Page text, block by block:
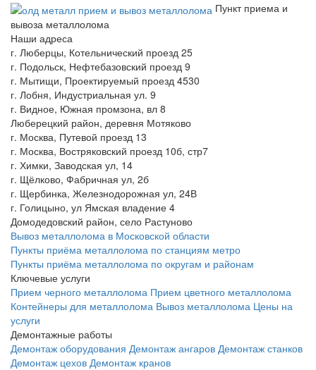
Пункт приема и
вывоза металлолома
Наши адреса
г. Люберцы, Котельнический проезд 25
г. Подольск, Нефтебазовский проезд 9
г. Мытищи, Проектируемый проезд 4530
г. Лобня, Индустриальная ул. 9
г. Видное, Южная промзона, вл 8
Люберецкий район, деревня Мотяково
г. Москва, Путевой проезд 13
г. Москва, Востряковский проезд 10б, стр7
г. Химки, Заводская ул, 14
г. Щёлково, Фабричная ул, 2б
г. Щербинка, Железнодорожная ул, 24В
г. Голицыно, ул Ямская владение 4
Домодедовский район, село Растуново
Вывоз металлолома в Московской области
Пункты приёма металлолома по станциям метро
Пункты приёма металлолома по округам и районам
Ключевые услуги
Прием черного металлолома Прием цветного металлолома
Контейнеры для металлолома Вывоз металлолома Цены на
услуги
Демонтажные работы
Демонтаж оборудования Демонтаж ангаров Демонтаж станков
Демонтаж цехов Демонтаж кранов